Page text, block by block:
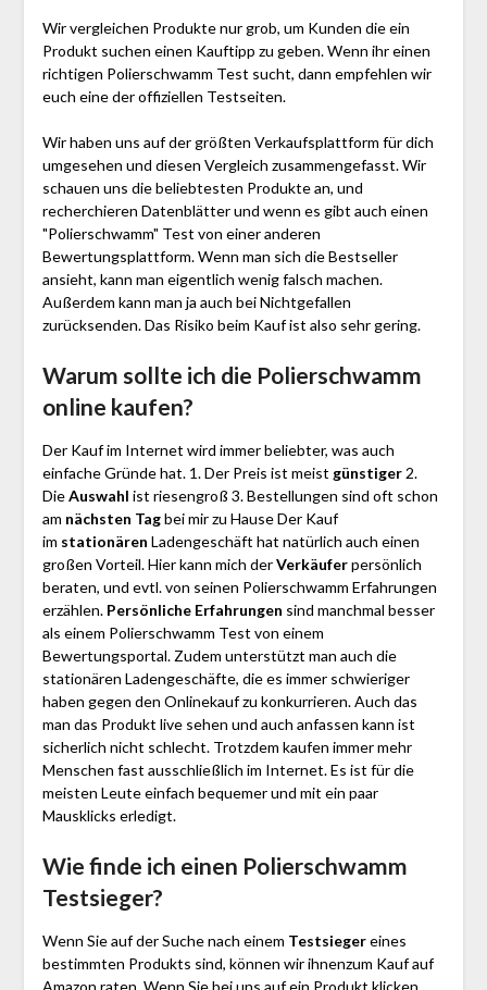
Wir vergleichen Produkte nur grob, um Kunden die ein
Produkt suchen einen Kauftipp zu geben. Wenn ihr einen
richtigen Polier­schwamm Test sucht, dann empfehlen wir
euch eine der offiziellen Testseiten.
Wir haben uns auf der größten Verkaufsplattform für dich
umgesehen und diesen Vergleich zusammengefasst. Wir
schauen uns die beliebtesten Produkte an, und
recherchieren Datenblätter und wenn es gibt auch einen
"Polier­schwamm" Test von einer anderen
Bewertungsplattform. Wenn man sich die Bestseller
ansieht, kann man eigentlich wenig falsch machen.
Außerdem kann man ja auch bei Nichtgefallen
zurücksenden. Das Risiko beim Kauf ist also sehr gering.
Warum sollte ich die Polier­schwamm
online kaufen?
Der Kauf im Internet wird immer beliebter, was auch
einfache Gründe hat. 1. Der Preis ist meist günstiger2.
DieAuswahl ist riesengroß 3. Bestellungen sind oft schon
am nächsten Tagbei mir zu Hause Der Kauf
im stationären Ladengeschäft hat natürlich auch einen
großen Vorteil. Hier kann mich derVerkäuferpersönlich
beraten, und evtl. von seinen Polier­schwamm Erfahrungen
erzählen. Persönliche Erfahrungen sind manchmal besser
als einem Polier­schwamm Test von einem
Bewertungsportal. Zudem unterstützt man auch die
stationären Ladengeschäfte, die es immer schwieriger
haben gegen den Onlinekauf zu konkurrieren. Auch das
man das Produkt live sehen und auch anfassen kann ist
sicherlich nicht schlecht. Trotzdem kaufen immer mehr
Menschen fast ausschließlich im Internet. Es ist für die
meisten Leute einfach bequemer und mit ein paar
Mausklicks erledigt.
Wie finde ich einen Polier­schwamm
Testsieger?
Wenn Sie auf der Suche nach einem Testsiegereines
bestimmten Produkts sind, können wir ihnenzum Kauf auf